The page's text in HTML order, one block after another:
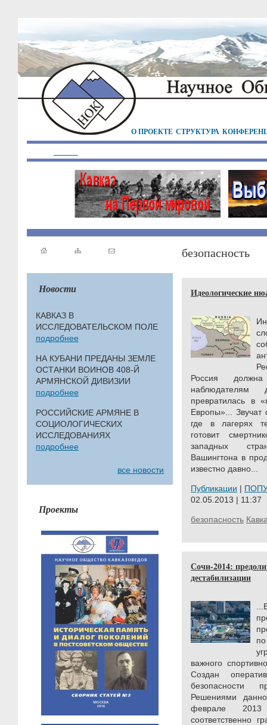
О ПРОЕКТЕ СТРУКТУРА
Новости
КАВКАЗ В
ИССЛЕДОВАТЕЛЬСКОМ ПОЛЕ
подробнее
НА КУБАНИ ПРЕДАНЫ ЗЕМЛЕ
ОСТАНКИ ВОИНОВ 408-Й
АРМЯНСКОЙ ДИВИЗИИ
подробнее
РОССИЙСКИЕ АРМЯНЕ В
СОЦИОЛОГИЧЕСКИХ
ИССЛЕДОВАНИЯХ
подробнее
все новости
Проекты
безопасность
Идеологические
Россия должна
превратилась в
Европы»... Звучат
где в лагерях
готовит
западных
Вашингтона в
известно давно...
Публикации |
02.05.2013 | 11:37
безопасность
Сочи-2014:
дестабилизации
важного
Создан
безопасности
Решениями
феврале
соответственно